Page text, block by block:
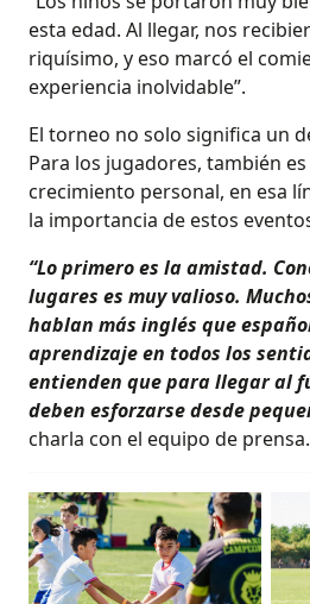
esta edad. Al llegar, nos
riquísimo, y eso marcó el
experiencia inolvidable”.
El torneo no solo significa un
Para los jugadores, también
crecimiento personal, en esa
la importancia de estos
“Lo primero es la amistad.
lugares es muy valioso.
hablan más inglés que
aprendizaje en todos los
entienden que para llegar al
deben esforzarse desde
charla con el equipo de prensa.